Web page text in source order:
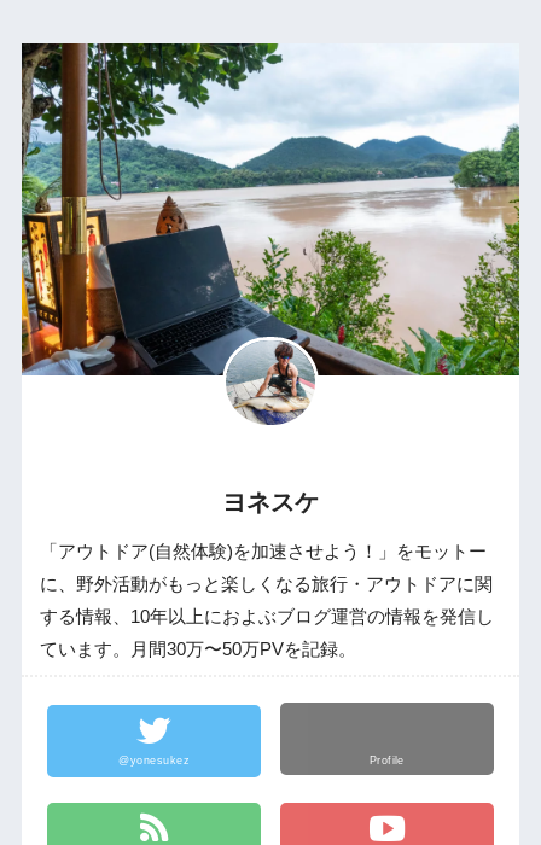
ヨネスケ
「アウトドア(自然体験)を加速させよう！」をモットー
に、野外活動がもっと楽しくなる旅行・アウトドアに関
する情報、10年以上におよぶブログ運営の情報を発信し
ています。月間30万〜50万PVを記録。
@yonesukez Profile